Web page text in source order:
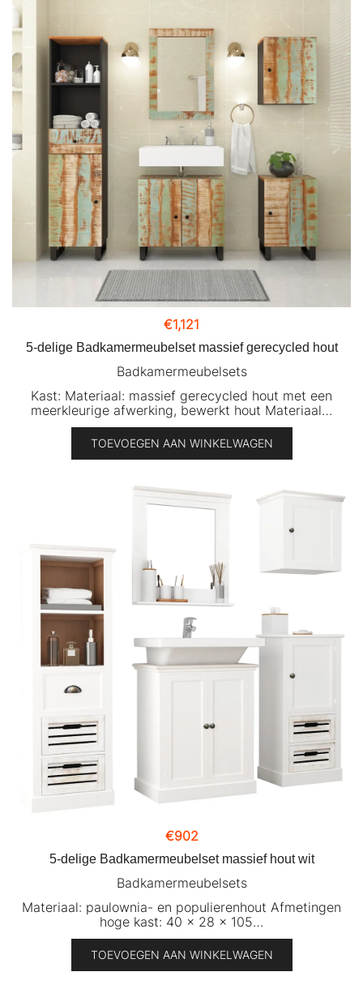
€1,121
5-delige Badkamermeubelset massief gerecycled hout
Badkamermeubelsets
Kast: Materiaal: massief gerecycled hout met een
meerkleurige afwerking, bewerkt hout Materiaal…
TOEVOEGEN AAN WINKELWAGEN
€902
5-delige Badkamermeubelset massief hout wit
Badkamermeubelsets
Materiaal: paulownia- en populierenhout Afmetingen
hoge kast: 40 x 28 x 105…
TOEVOEGEN AAN WINKELWAGEN